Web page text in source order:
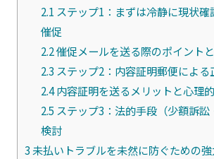
2.1 ステップ1：まずは冷静に現状確
催促
2.2催促メールを送る際のポイント
2.3 ステップ2：内容証明郵便による
2.4内容証明を送るメリットと心理
2.5 ステップ3：法的手段（少額訴訟
検討
3 未払いトラブルを未然に防ぐための